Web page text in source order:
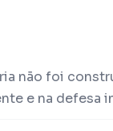
não foi
e na defesa